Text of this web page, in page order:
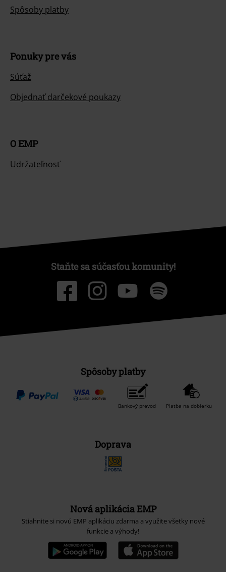
Spôsoby platby
Ponuky pre vás
Súťaž
Objednať darčekové poukazy
O EMP
Udržateľnosť
Staňte sa súčasťou komunity!
Spôsoby platby
Bankový prevod Platba na dobierku
Doprava
Nová aplikácia EMP
Stiahnite si novú EMP aplikáciu zdarma a využite všetky nové
funkcie a výhody!